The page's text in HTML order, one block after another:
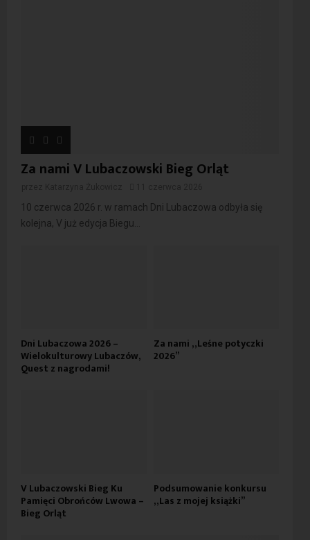
Za nami V Lubaczowski Bieg Orląt
10 czerwca 2026 r. w ramach Dni Lubaczowa odbyła się
kolejna, V już edycja Biegu...
Dni Lubaczowa 2026 –
Wielokulturowy Lubaczów,
Quest z nagrodami!
Za nami „Leśne potyczki
2026”
V Lubaczowski Bieg Ku
Pamięci Obrońców Lwowa –
Bieg Orląt
Podsumowanie konkursu
„Las z mojej książki”